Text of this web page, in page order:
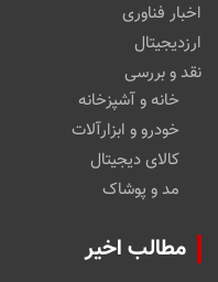
اخبار فناوری
ارزدیجیتال
نقد و بررسی
خانه و آشپزخانه
خودرو و ابزارآلات
کالای دیجیتال
مد و پوشاک
مطالب اخیر